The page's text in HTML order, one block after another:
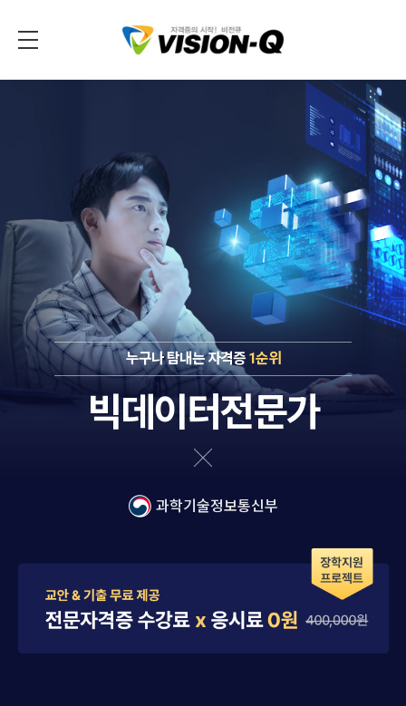
누구나 탐내는 자격증 1순위
빅데이터전문가
과학기술정보통신부